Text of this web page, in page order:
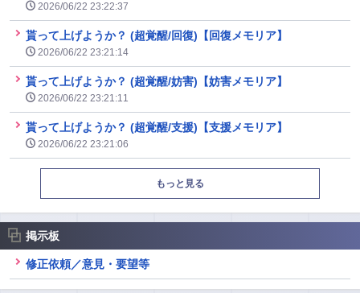
2026/06/22 23:22:37
貰って上げようか？ (超覚醒/回復)【回復メモリア】
2026/06/22 23:21:14
貰って上げようか？ (超覚醒/妨害)【妨害メモリア】
2026/06/22 23:21:11
貰って上げようか？ (超覚醒/支援)【支援メモリア】
2026/06/22 23:21:06
もっと見る
掲示板
修正依頼／意見・要望等